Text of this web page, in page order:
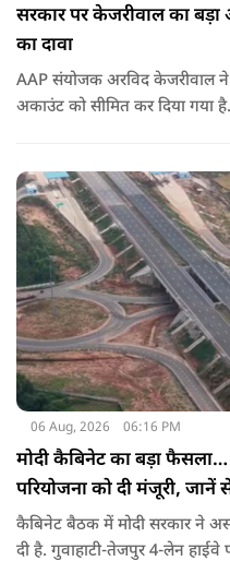
सरकार पर केजरीवाल का
का दावा
AAP संयोजक अरविद केजरीवाल ने
अकाउंट को सीमित कर दिया गया
06 Aug, 2026 06:16 PM
मोदी कैबिनेट का बड़ा
परियोजना को दी मंजूरी,
कैबिनेट बैठक में मोदी सरकार ने
दी है. गुवाहाटी-तेजपुर 4-लेन हाईवे